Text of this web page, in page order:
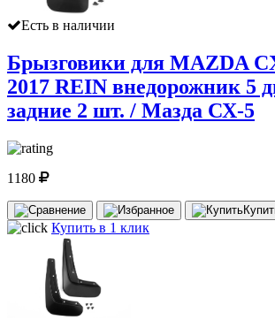
Есть в наличии
Брызговики для MAZDA
2017 REIN внедорожник 5
задние 2 шт. / Мазда СХ-5
1180
Купить в 1 клик